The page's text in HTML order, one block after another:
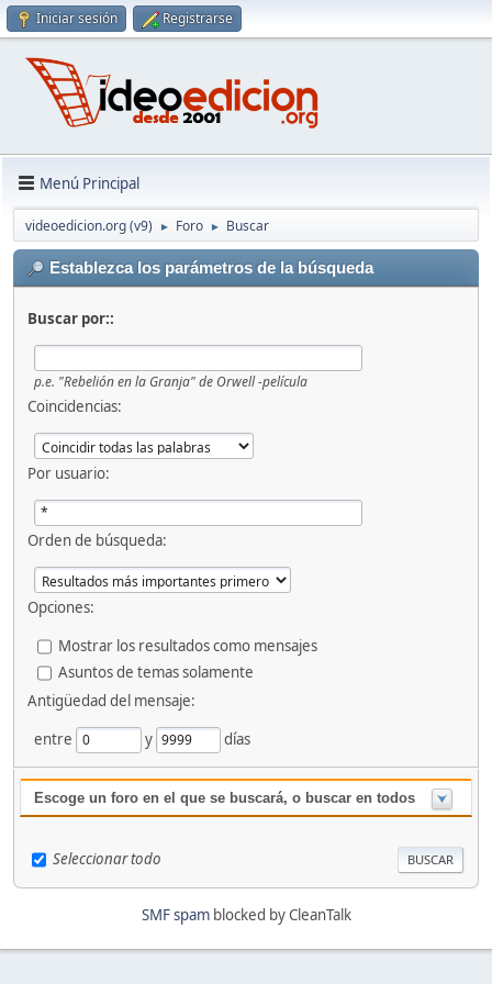
Iniciar sesión Registrarse
Menú Principal
videoedicion.org (v9) ► Foro ► Buscar
Establezca los parámetros de la búsqueda
Buscar por::
p.e. "Rebelión en la Granja" de Orwell -película
Coincidencias:
Por usuario:
Orden de búsqueda:
Opciones:
Mostrar los resultados como mensajes
Asuntos de temas solamente
Antigüedad del mensaje:
entre
y días
Escoge un foro en el que se buscará, o buscar en todos
Seleccionar todo
SMF spamblocked by CleanTalk